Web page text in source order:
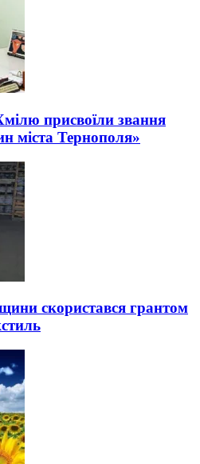
присвоїли звання
міста Тернополя»
скористався грантом